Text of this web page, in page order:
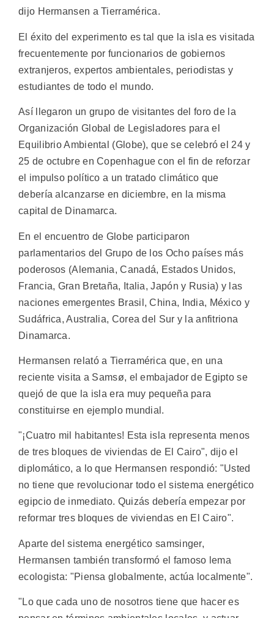
dijo Hermansen a Tierramérica.
El éxito del experimento es tal que la isla es visitada
frecuentemente por funcionarios de gobiernos
extranjeros, expertos ambientales, periodistas y
estudiantes de todo el mundo.
Así llegaron un grupo de visitantes del foro de la
Organización Global de Legisladores para el
Equilibrio Ambiental (Globe), que se celebró el 24 y
25 de octubre en Copenhague con el fin de reforzar
el impulso político a un tratado climático que
debería alcanzarse en diciembre, en la misma
capital de Dinamarca.
En el encuentro de Globe participaron
parlamentarios del Grupo de los Ocho países más
poderosos (Alemania, Canadá, Estados Unidos,
Francia, Gran Bretaña, Italia, Japón y Rusia) y las
naciones emergentes Brasil, China, India, México y
Sudáfrica, Australia, Corea del Sur y la anfitriona
Dinamarca.
Hermansen relató a Tierramérica que, en una
reciente visita a Samsø, el embajador de Egipto se
quejó de que la isla era muy pequeña para
constituirse en ejemplo mundial.
"¡Cuatro mil habitantes! Esta isla representa menos
de tres bloques de viviendas de El Cairo", dijo el
diplomático, a lo que Hermansen respondió: "Usted
no tiene que revolucionar todo el sistema energético
egipcio de inmediato. Quizás debería empezar por
reformar tres bloques de viviendas en El Cairo".
Aparte del sistema energético samsinger,
Hermansen también transformó el famoso lema
ecologista: "Piensa globalmente, actúa localmente".
"Lo que cada uno de nosotros tiene que hacer es